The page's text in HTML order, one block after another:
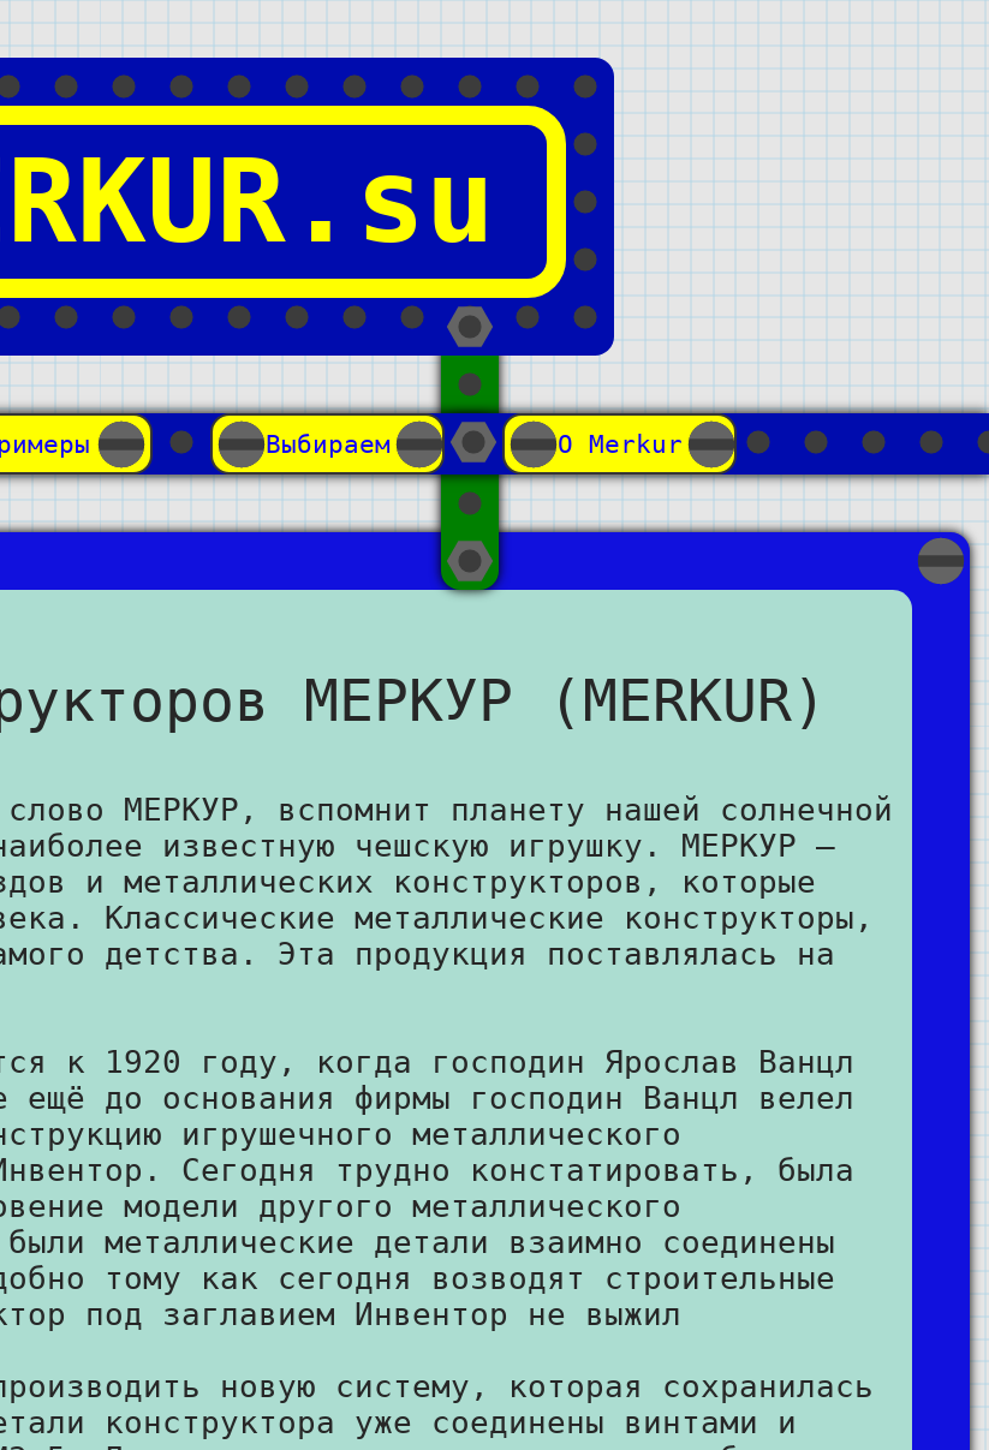
Выбираем О Merkur
МЕРКУР (MERKUR)
МЕРКУР, вспомнит планету нашей солнечной
известную чешскую игрушку. МЕРКУР –
и металлических конструкторов, которые
Классические металлические конструкторы,
детства. Эта продукция поставлялась на
к 1920 году, когда господин Ярослав Ванцл
ещё до основания фирмы господин Ванцл велел
игрушечного металлического
Сегодня трудно констатировать, была
модели другого металлического
металлические детали взаимно соединены
тому как сегодня возводят строительные
под заглавием Инвентор не выжил
новую систему, которая сохранилась
конструктора уже соединены винтами и